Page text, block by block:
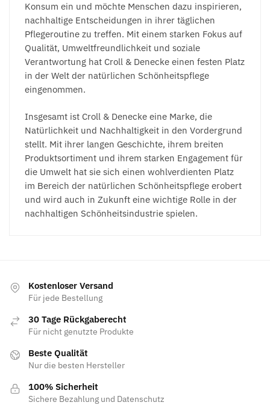
Konsum ein und möchte Menschen dazu inspirieren,
nachhaltige Entscheidungen in ihrer täglichen
Pflegeroutine zu treffen. Mit einem starken Fokus auf
Qualität, Umweltfreundlichkeit und soziale
Verantwortung hat Croll & Denecke einen festen Platz
in der Welt der natürlichen Schönheitspflege
eingenommen.
Insgesamt ist Croll & Denecke eine Marke, die
Natürlichkeit und Nachhaltigkeit in den Vordergrund
stellt. Mit ihrer langen Geschichte, ihrem breiten
Produktsortiment und ihrem starken Engagement für
die Umwelt hat sie sich einen wohlverdienten Platz
im Bereich der natürlichen Schönheitspflege erobert
und wird auch in Zukunft eine wichtige Rolle in der
nachhaltigen Schönheitsindustrie spielen.
Kostenloser Versand
Für jede Bestellung
30 Tage Rückgaberecht
Für nicht genutzte Produkte
Beste Qualität
Nur die besten Hersteller
100% Sicherheit
Sichere Bezahlung und Datenschutz